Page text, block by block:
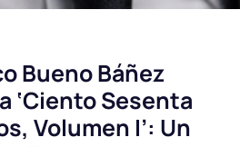
Bueno Báñez
‘Ciento Sesenta
Volumen I’: Un